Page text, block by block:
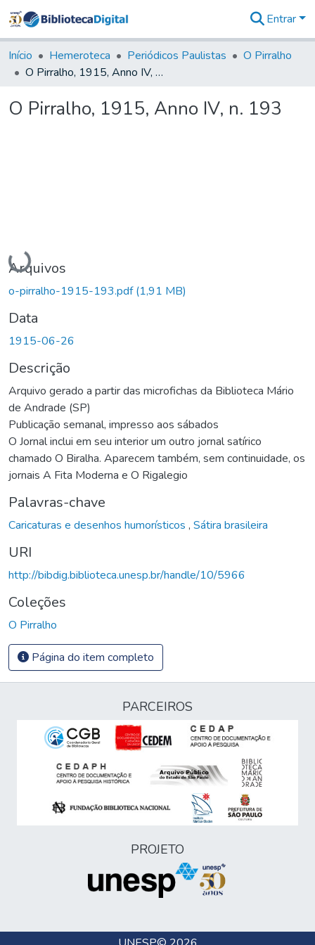
&
Coleções
Tudo na
Digital
Entrar
Início Hemeroteca Periódicos Paulistas
O Pirralho
O Pirralho, 1915, Anno IV, n. 193
O Pirralho, 1915, Anno IV, n. 193
Carregando...
Arquivos
o-pirralho-1915-193.pdf(1,91 MB)
Data
1915-06-26
Descrição
Arquivo gerado a partir das microfichas da Biblioteca Mário
de Andrade (SP)
Publicação semanal, impresso aos sábados
O Jornal inclui em seu interior um outro jornal satírico
chamado O Biralha. Aparecem também, sem continuidade, os
jornais A Fita Moderna e O Rigalegio
Palavras-chave
Caricaturas e desenhos humorísticos , Sátira brasileira
URI
http://bibdig.biblioteca.unesp.br/handle/10/5966
Coleções
O Pirralho
Página do item completo
PARCEIROS
PROJETO